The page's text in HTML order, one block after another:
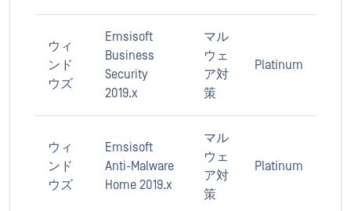
ウィ
ンド
ウズ
Emsisoft
Business
Security
2019.x
マル
ウェ
ア対
策
Platinum
ウィ
ンド
ウズ
Emsisoft
Anti-Malware
Home 2019.x
マル
ウェ
ア対
策
Platinum